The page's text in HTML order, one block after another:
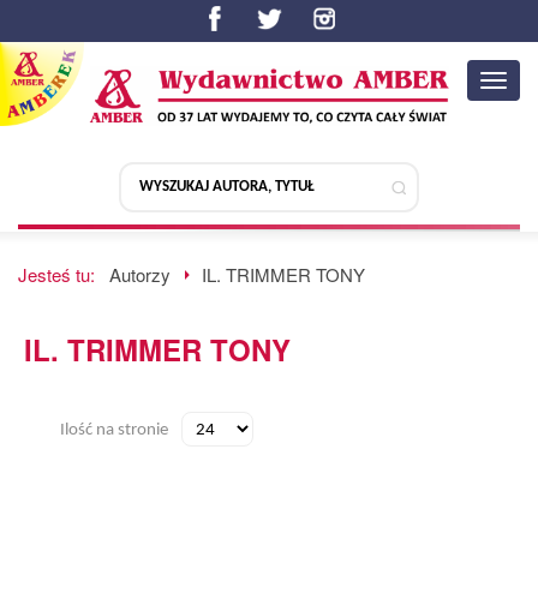
Jesteś tu: Autorzy IL. TRIMMER TONY
IL. TRIMMER TONY
Ilość na stronie